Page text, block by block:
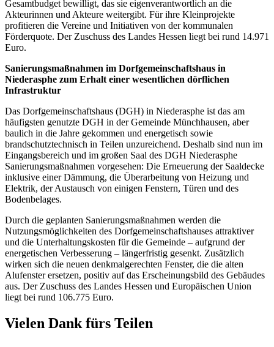
Gesamtbudget bewilligt, das sie eigenverantwortlich an die
Akteurinnen und Akteure weitergibt. Für ihre Kleinprojekte
profitieren die Vereine und Initiativen von der kommunalen
Förderquote. Der Zuschuss des Landes Hessen liegt bei rund 14.971
Euro.
Sanierungsmaßnahmen im Dorfgemeinschaftshaus in
Niederasphe zum Erhalt einer wesentlichen dörflichen
Infrastruktur
Das Dorfgemeinschaftshaus (DGH) in Niederasphe ist das am
häufigsten genutzte DGH in der Gemeinde Münchhausen, aber
baulich in die Jahre gekommen und energetisch sowie
brandschutztechnisch in Teilen unzureichend. Deshalb sind nun im
Eingangsbereich und im großen Saal des DGH Niederasphe
Sanierungsmaßnahmen vorgesehen: Die Erneuerung der Saaldecke
inklusive einer Dämmung, die Überarbeitung von Heizung und
Elektrik, der Austausch von einigen Fenstern, Türen und des
Bodenbelages.
Durch die geplanten Sanierungsmaßnahmen werden die
Nutzungsmöglichkeiten des Dorfgemeinschaftshauses attraktiver
und die Unterhaltungskosten für die Gemeinde – aufgrund der
energetischen Verbesserung – längerfristig gesenkt. Zusätzlich
wirken sich die neuen denkmalgerechten Fenster, die die alten
Alufenster ersetzen, positiv auf das Erscheinungsbild des Gebäudes
aus. Der Zuschuss des Landes Hessen und Europäischen Union
liegt bei rund 106.775 Euro.
Vielen Dank fürs Teilen